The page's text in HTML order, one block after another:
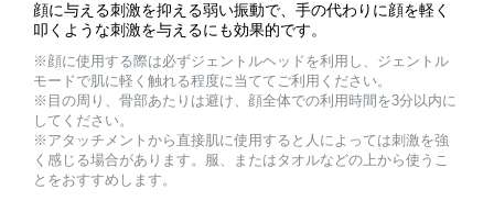
顔に与える刺激を抑える弱い振動で、手の代わりに顔を軽く
叩くような刺激を与えるにも効果的です。
※顔に使用する際は必ずジェントルヘッドを利用し、ジェントル
モードで肌に軽く触れる程度に当ててご利用ください。
※目の周り、骨部あたりは避け、顔全体での利用時間を3分以内に
してください。
※アタッチメントから直接肌に使用すると人によっては刺激を強
く感じる場合があります。服、またはタオルなどの上から使うこ
とをおすすめします。